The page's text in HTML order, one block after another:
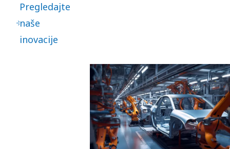
naše
inovacije. To
Pregledajte
naše
inovacije